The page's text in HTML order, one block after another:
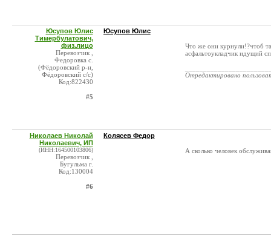
Юсупов Юлис
Тимербулатович,
физ.лицо
Перевозчик ,
Федоровка с.
(Фёдоровский р-н,
Фёдоровский с/с)
Код:822430
#5
Юсупов Юлис
Что же они курнули!?чтоб
асфальтоукладчик идущий
Отредактировано
Николаев Николай
Николаевич, ИП
(ИНН:164500103806)
Перевозчик ,
Бугульма г.
Код:130004
#6
Колясев Федор
А сколько человек